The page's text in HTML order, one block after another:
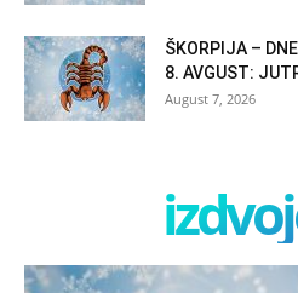
ŠKORPIJA –
8. AVGUST:
August 7, 2026